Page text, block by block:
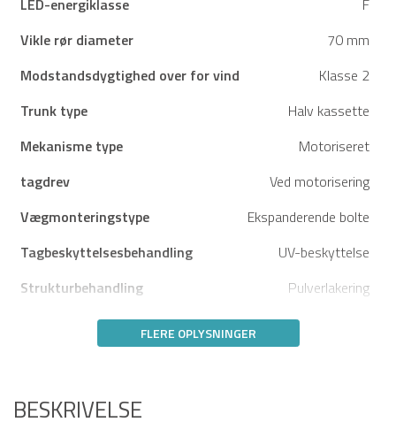
LED-energiklasse
F
Vikle rør diameter
70 mm
Modstandsdygtighed over for vind
Klasse 2
Trunk type
Halv kassette
Mekanisme type
Motoriseret
tagdrev
Ved motorisering
Vægmonteringstype
Ekspanderende bolte
Tagbeskyttelsesbehandling
UV-beskyttelse
Strukturbehandling
Pulverlakering
FLERE OPLYSNINGER
BESKRIVELSE